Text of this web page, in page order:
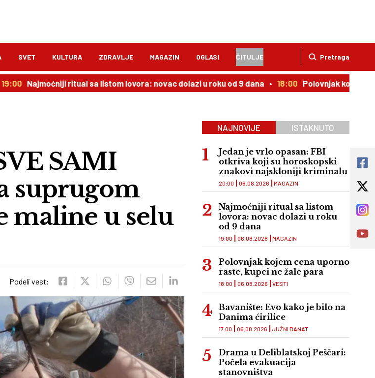
Pretraga
SVET KULTURA ZDRAVLJE MAGAZIN OGLASI ČITULJE
ritual sa listom lovora: novac dolazi u roku od 9 dana 18:00 Polovnjak kojem cena
SAMI
suprugom
maline u selu
Podeli vest:
NAJNOVIJE ISTAKNUTO
Jedan je vrlo opasan: FBI
otkriva koji su horoskopski
znakovi najskloniji kriminalu
MAGAZIN
20:00 06.08.2026
Najmoćniji ritual sa listom
lovora: novac dolazi u roku
od 9 dana
MAGAZIN
19:00 06.08.2026
Polovnjak kojem cena uporno
raste, kupci ne žale para
VESTI
18:00 06.08.2026
Bavanište: Evo kako je bilo na
Danima ćirilice
JUŽNI BANAT
17:00 06.08.2026
Drama u Deliblatskoj Peščari:
Počela evakuacija
stanovništva